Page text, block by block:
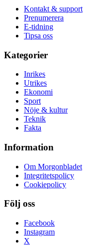
Kontakt & support
Prenumerera
E-tidning
Tipsa oss
Kategorier
Inrikes
Utrikes
Ekonomi
Sport
Nöje & kultur
Teknik
Fakta
Information
Om Morgonbladet
Integritetspolicy
Cookiepolicy
Följ oss
Facebook
Instagram
X